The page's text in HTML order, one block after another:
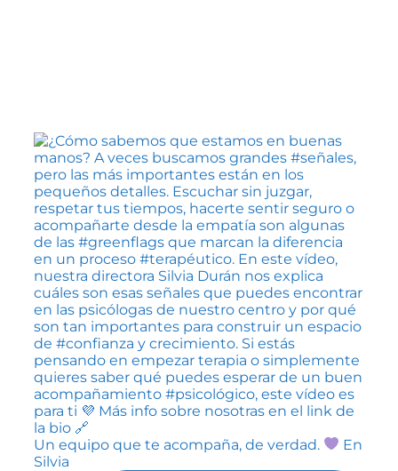
Un equipo que te acompaña, de verdad.
En
Silvia